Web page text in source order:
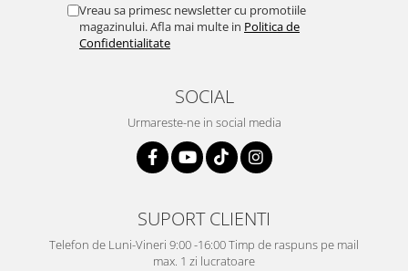
Vreau sa primesc newsletter cu promotiile
magazinului. Afla mai multe in Politica de
Confidentialitate
SOCIAL
Urmareste-ne in social media
SUPORT CLIENTI
Telefon de Luni-Vineri 9:00 -16:00 Timp de raspuns pe mail
max. 1 zi lucratoare